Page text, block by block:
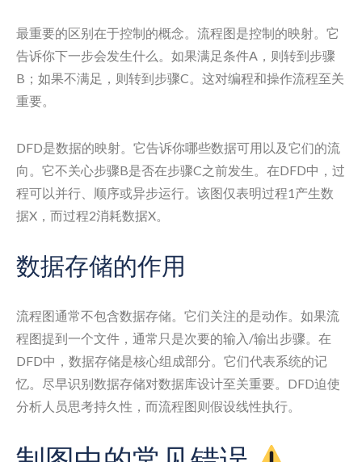
最重要的区别在于控制的概念。流程图是控制的映射。它
告诉你下一步会发生什么。如果满足条件A，则转到步骤
B；如果不满足，则转到步骤C。这对编程和操作流程至关
重要。
DFD是数据的映射。它告诉你哪些数据可用以及它们的流
向。它不关心步骤B是否在步骤C之前发生。在DFD中，过
程可以并行、顺序或异步运行。该图仅表明过程1产生数
据X，而过程2消耗数据X。
数据存储的作用
流程图通常不包含数据存储。它们关注的是动作。如果流
程图提到一个文件，通常只是次要的输入/输出步骤。在
DFD中，数据存储是核心组成部分。它们代表系统的记
忆。尽早识别数据存储对数据库设计至关重要。DFD迫使
分析人员思考持久性，而流程图则假设线性执行。